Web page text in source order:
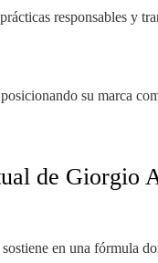
responsables y
su marca
de Giorgio
en una fórmula